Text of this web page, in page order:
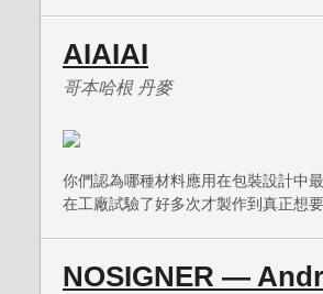
AIAIAI
哥本哈根 丹麥
你們認為哪種材料應用在包裝設計中
在工廠試驗了好多次才製作到真正想
NOSIGNER —